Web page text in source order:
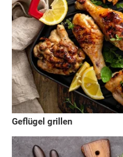
Geflügel grillen